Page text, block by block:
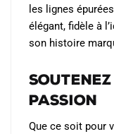
les lignes
élégant, fidèle à
son histoire
Passion
Que ce soit pour